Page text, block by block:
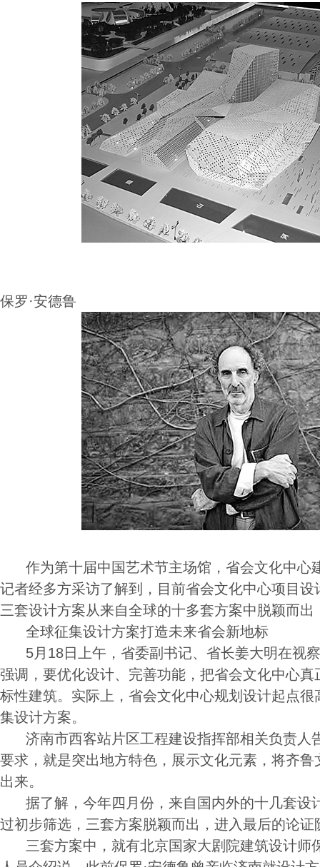
保罗·安德鲁
作为第十届中国艺术节主场馆，省会文化中心
记者经多方采访了解到，目前省会文化中心项目
三套设计方案从来自全球的十多套方案中脱颖而
全球征集设计方案打造未来省会新地标
5月18日上午，省委副书记、省长姜大明在视
强调，要优化设计、完善功能，把省会文化中心
标性建筑。实际上，省会文化中心规划设计起点
集设计方案。
济南市西客站片区工程建设指挥部相关负责人
要求，就是突出地方特色，展示文化元素，将齐
出来。
据了解，今年四月份，来自国内外的十几套设
过初步筛选，三套方案脱颖而出，进入最后的论证
三套方案中，就有北京国家大剧院建筑设计师